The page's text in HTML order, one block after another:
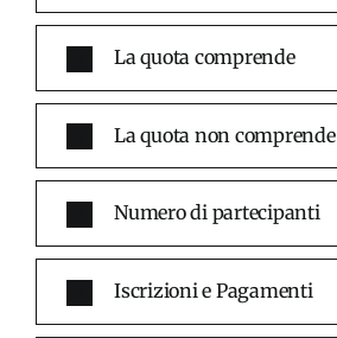
La quota comprende
La quota non comprende
Numero di partecipanti
Iscrizioni e Pagamenti